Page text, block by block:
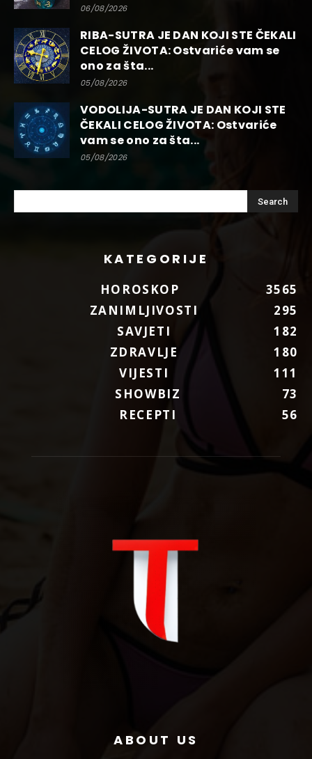
06/08/2026
RIBA-SUTRA JE DAN KOJI STE ČEKALI
CELOG ŽIVOTA: Ostvariće vam se
ono za šta...
05/08/2026
VODOLIJA-SUTRA JE DAN KOJI STE
ČEKALI CELOG ŽIVOTA: Ostvariće
vam se ono za šta...
05/08/2026
KATEGORIJE
HOROSKOP
3565
ZANIMLJIVOSTI
295
SAVJETI
182
ZDRAVLJE
180
VIJESTI
111
SHOWBIZ
73
RECEPTI
56
ABOUT US